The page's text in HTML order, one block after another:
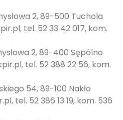
2, 89-500 Tuchola
tel. 52 33 42 017, kom.
2, 89-400 Sępólno
tel. 52 388 22 56, kom.
54, 89-100 Nakło
tel. 52 386 13 19, kom. 536